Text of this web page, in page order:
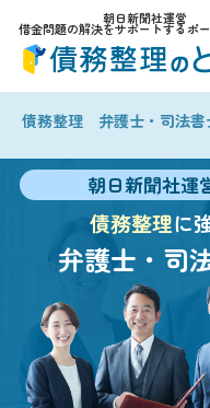
朝日新聞社運営
借金問題の解決をサポートするポ
債務整理 弁護士・司法書
朝日新聞社運
債務整理に
弁護士・司